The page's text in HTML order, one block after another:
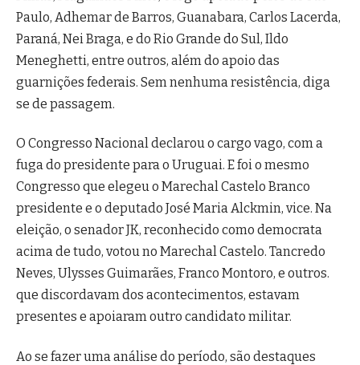
Paulo, Adhemar de Barros, Guanabara, Carlos Lacerda,
Paraná, Nei Braga, e do Rio Grande do Sul, Ildo
Meneghetti, entre outros, além do apoio das
guarnições federais. Sem nenhuma resistência, diga
se de passagem.
O Congresso Nacional declarou o cargo vago, com a
fuga do presidente para o Uruguai. E foi o mesmo
Congresso que elegeu o Marechal Castelo Branco
presidente e o deputado José Maria Alckmin, vice. Na
eleição, o senador JK, reconhecido como democrata
acima de tudo, votou no Marechal Castelo. Tancredo
Neves, Ulysses Guimarães, Franco Montoro, e outros.
que discordavam dos acontecimentos, estavam
presentes e apoiaram outro candidato militar.
Ao se fazer uma análise do período, são destaques